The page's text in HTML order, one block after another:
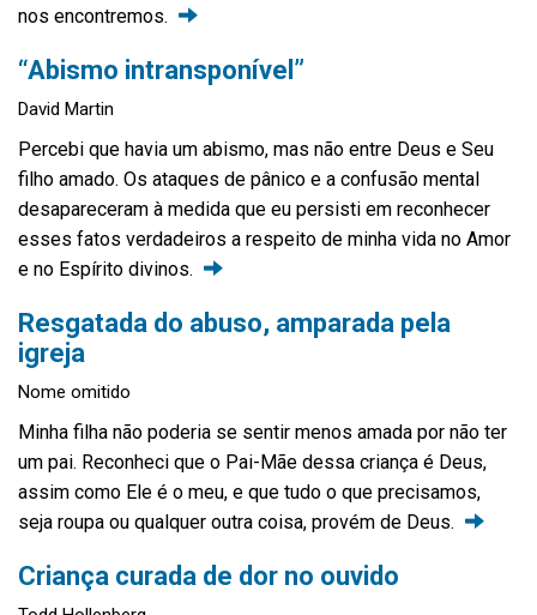
nos encontremos.
“Abismo intransponível”
David Martin
Percebi que havia um abismo, mas não entre Deus e Seu
filho amado. Os ataques de pânico e a confusão mental
desapareceram à medida que eu persisti em reconhecer
esses fatos verdadeiros a respeito de minha vida no Amor
e no Espírito divinos.
Resgatada do abuso, amparada pela
igreja
Nome omitido
Minha filha não poderia se sentir menos amada por não ter
um pai. Reconheci que o Pai-Mãe dessa criança é Deus,
assim como Ele é o meu, e que tudo o que precisamos,
seja roupa ou qualquer outra coisa, provém de Deus.
Criança curada de dor no ouvido